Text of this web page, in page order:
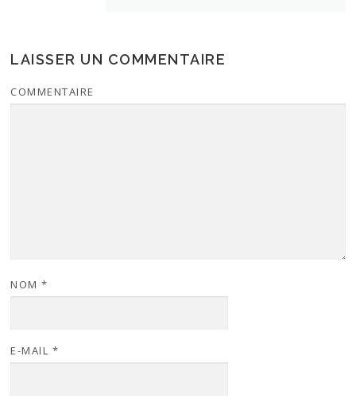
LAISSER UN COMMENTAIRE
COMMENTAIRE
NOM*
E-MAIL *